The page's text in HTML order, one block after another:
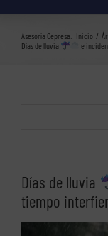
Asesoría Cepresa: Inicio
Días de lluvia
e
Días de lluvia
tiempo